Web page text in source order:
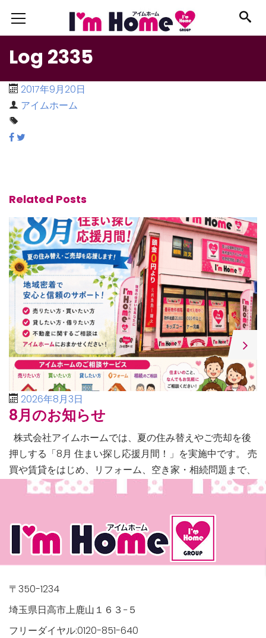
Log 2335
2017年9月20日
アイムホーム
Related Posts
2026年8月3日
8月のお知らせ
株式会社アイムホームでは、夏の住み替えやご売却を後
押しする「8月 住まい探し応援月間！」を実施中です。 売
買や賃貸をはじめ、リフォーム、空き家・相続問題まで、
不動産に関するあらゆるご相談に幅広く対応いたしま […]
〒350-1234
埼玉県日高市上鹿山１６３−５
フリーダイヤル:0120-851-640